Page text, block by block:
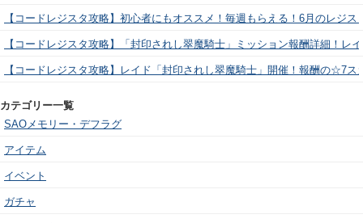
【コードレジスタ攻略】初心者にもオススメ！毎週もらえる！6月のレジ
【コードレジスタ攻略】「封印されし翠魔騎士」ミッション報酬詳細！レ
【コードレジスタ攻略】レイド「封印されし翠魔騎士」開催！報酬の☆7
カテゴリー一覧
SAOメモリー・デフラグ
アイテム
イベント
ガチャ